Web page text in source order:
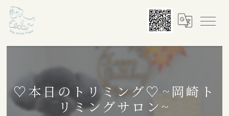
♡本日のトリミング♡⁠~岡崎ト
リミングサロン~